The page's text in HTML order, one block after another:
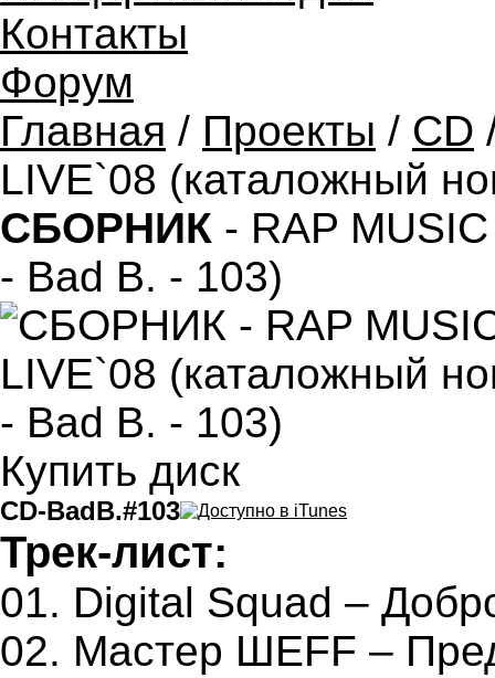
Контакты
Форум
Главная / Проекты / CD
LIVE`08 (каталожный
СБОРНИК - RAP
- Bad B. - 103)
Купить диск
CD-BadB.#103
Трек-лист:
01. Digital Squad –
02. Мастер ШЕFF –